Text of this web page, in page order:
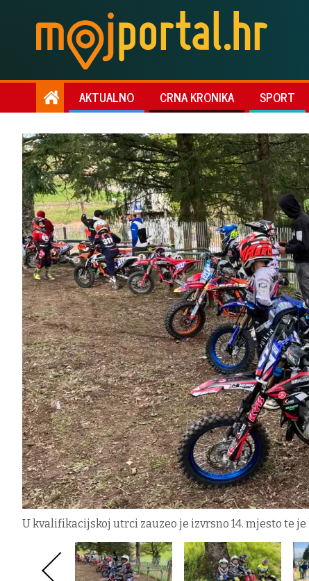
AKTUALNO CRNA KRONIKA SPORT
U kvalifikacijskoj utrci zauzeo je izvrsno 14. mjesto te